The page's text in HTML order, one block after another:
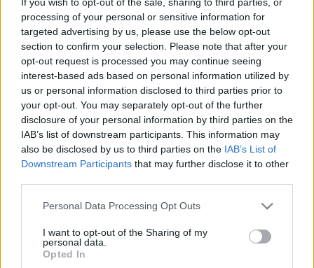
processing of your personal or sensitive information for
targeted advertising by us, please use the below opt-out
section to confirm your selection. Please note that after your
opt-out request is processed you may continue seeing
interest-based ads based on personal information utilized by
us or personal information disclosed to third parties prior to
your opt-out. You may separately opt-out of the further
disclosure of your personal information by third parties on the
IAB’s list of downstream participants. This information may
also be disclosed by us to third parties on the IAB’s List of
Downstream Participants that may further disclose it to other
Please note that this website/app uses one or more Google
not limited to your visit or usage behaviour. You may click to
grant or deny consent to Google and its third-party tags to
use your data for below specified purposes in below Google
Personal Data Processing Opt Outs
I want to opt-out of the Sharing of my
personal data.
Opted In
ellenőrizni nehéz, és nincs is nagy jelentősége, mégis
kellemesen beavatottá teszi az embert. Ő tudja,
vajon tényleg tartanak-e egy bizottsági
meghallgatás előtt főpróbát az elnöknek, amikor
még fölizgathatja magát a kérdéseken, és
borogathatja a mikrofonokat.
Azt talán ő sem tudja, hogy van-e bérgyilkosnő, akit
Bachnak hívnak, és ha nem embereket öl, akkor a
szólóhegedűre írt szonátákat és partitákat hallgatja.
tudja, de csodálatosan bízik benne, hogy az USA
elnöke alapjában véve és még azon túl is jó ember,
nagy szívvel, családszeretettel. Ámbár lehet, hogy
erről már van némi fogalma, és nem a való érdekli,